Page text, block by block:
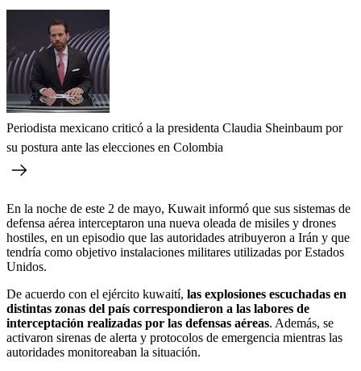
Periodista mexicano criticó a la presidenta Claudia Sheinbaum por
su postura ante las elecciones en Colombia
En la noche de este 2 de mayo, Kuwait informó que sus sistemas de
defensa aérea interceptaron una nueva oleada de misiles y drones
hostiles, en un episodio que las autoridades atribuyeron a Irán y que
tendría como objetivo instalaciones militares utilizadas por Estados
Unidos.
De acuerdo con el ejército kuwaití, las explosiones escuchadas en
distintas zonas del país correspondieron a las labores de
interceptación realizadas por las defensas aéreas. Además, se
activaron sirenas de alerta y protocolos de emergencia mientras las
autoridades monitoreaban la situación.